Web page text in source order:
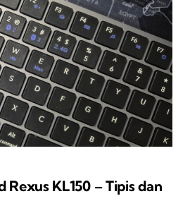
Rexus KL150 – Tipis dan